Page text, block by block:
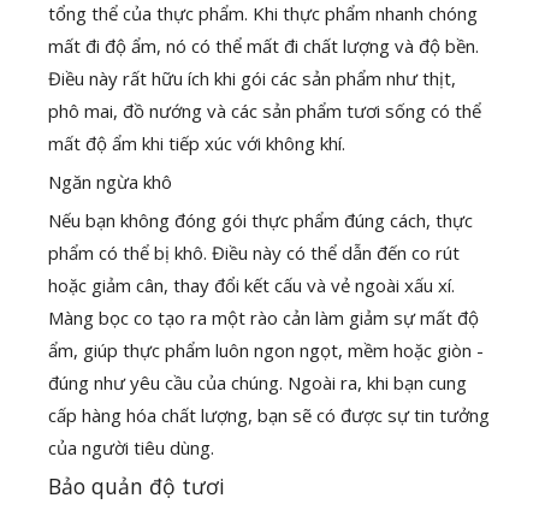
tổng thể của thực phẩm. Khi thực phẩm nhanh chóng
mất đi độ ẩm, nó có thể mất đi chất lượng và độ bền.
Điều này rất hữu ích khi gói các sản phẩm như thịt,
phô mai, đồ nướng và các sản phẩm tươi sống có thể
mất độ ẩm khi tiếp xúc với không khí.
Ngăn ngừa khô
Nếu bạn không đóng gói thực phẩm đúng cách, thực
phẩm có thể bị khô. Điều này có thể dẫn đến co rút
hoặc giảm cân, thay đổi kết cấu và vẻ ngoài xấu xí.
Màng bọc co tạo ra một rào cản làm giảm sự mất độ
ẩm, giúp thực phẩm luôn ngon ngọt, mềm hoặc giòn -
đúng như yêu cầu của chúng. Ngoài ra, khi bạn cung
cấp hàng hóa chất lượng, bạn sẽ có được sự tin tưởng
của người tiêu dùng.
Bảo quản độ tươi